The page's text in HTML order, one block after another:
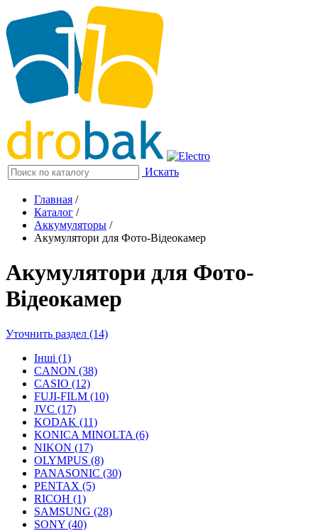
Искать
Главная /
Каталог /
Аккумуляторы /
Акумулятори для Фото-Відеокамер
Акумулятори для Фото-
Відеокамер
Уточнить раздел (14)
Інші (1)
CANON (38)
CASIO (12)
FUJI-FILM (10)
JVC (17)
KODAK (11)
KONICA MINOLTA (6)
NIKON (17)
OLYMPUS (8)
PANASONIC (30)
PENTAX (5)
RICOH (1)
SAMSUNG (28)
SONY (40)